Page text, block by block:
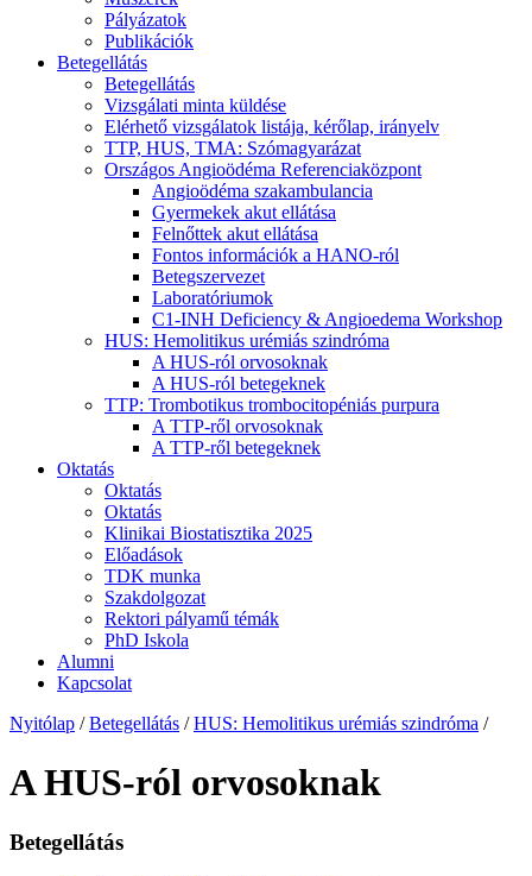
Pályázatok
Publikációk
Betegellátás
Betegellátás
Vizsgálati minta küldése
Elérhető vizsgálatok listája, kérőlap, irányelv
TTP, HUS, TMA: Szómagyarázat
Országos Angioödéma Referenciaközpont
Angioödéma szakambulancia
Gyermekek akut ellátása
Felnőttek akut ellátása
Fontos információk a HANO-ról
Betegszervezet
Laboratóriumok
C1-INH Deficiency & Angioedema Workshop
HUS: Hemolitikus urémiás szindróma
A HUS-ról orvosoknak
A HUS-ról betegeknek
TTP: Trombotikus trombocitopéniás purpura
A TTP-ről orvosoknak
A TTP-ről betegeknek
Oktatás
Oktatás
Oktatás
Klinikai Biostatisztika 2025
Előadások
TDK munka
Szakdolgozat
Rektori pályamű témák
PhD Iskola
Alumni
Kapcsolat
Nyitólap / Betegellátás / HUS: Hemolitikus urémiás szindróma /
A HUS-ról orvosoknak
Betegellátás